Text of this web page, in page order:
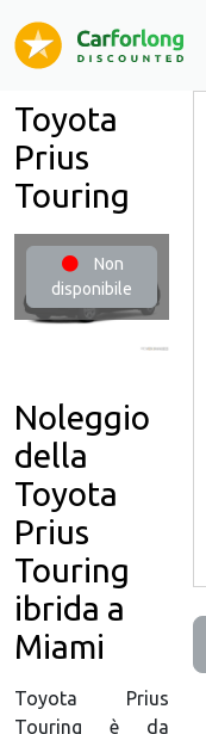
Toyota
Prius
Touring
Non
disponibile
Noleggio
della
Toyota
Prius
Touring
ibrida a
Miami
Toyota Prius
Touring è da